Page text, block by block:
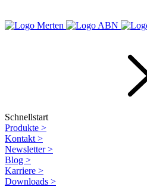
Schnellstart
Produkte >
Kontakt >
Newsletter>
Blog >
Karriere >
Downloads >